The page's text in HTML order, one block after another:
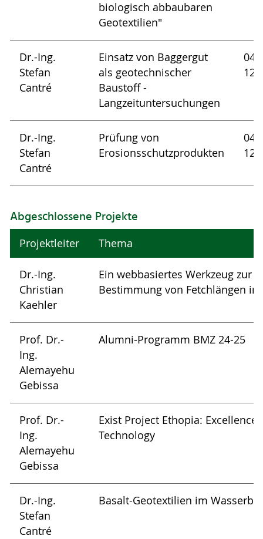
biologisch abbaubaren
Geotextilien"
Dr.-Ing.
Stefan
Cantré
Einsatz von Baggergut
als geotechnischer
Baustoff -
Langzeituntersuchungen
04/
12/
Dr.-Ing.
Stefan
Cantré
Prüfung von
Erosionsschutzprodukten
04/
12/
Abgeschlossene Projekte
Projektleiter Thema
Dr.-Ing.
Christian
Kaehler
Ein webbasiertes Werkzeug zur
Bestimmung von Fetchlängen in
Prof. Dr.-
Ing.
Alemayehu
Gebissa
Alumni-Programm BMZ 24-25
Prof. Dr.-
Ing.
Alemayehu
Gebissa
Exist Project Ethopia: Excellence
Technology
Dr.-Ing.
Stefan
Cantré
Basalt-Geotextilien im